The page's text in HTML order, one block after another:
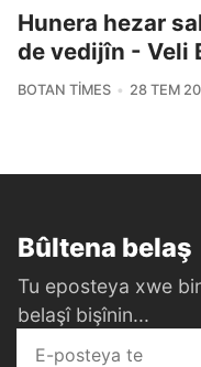
Hunera hezar
de vedijîn - Veli
BOTAN TIMES 28 TEM
Bûltena belaş
Tu eposteya xwe
belaşî bişînin...